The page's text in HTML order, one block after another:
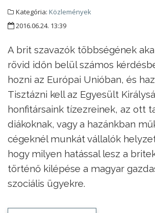
Kategória: Közlemények
2016.06.24. 13:39
A brit szavazók többségének
rövid időn belül számos
hozni az Európai Unióban, és
Tisztázni kell az Egyesült
honfitársaink tízezreinek, az ott
diákoknak, vagy a hazánkban
cégeknél munkát vállalók
hogy milyen hatással lesz a
történő kilépése a magyar
szociális ügyekre.